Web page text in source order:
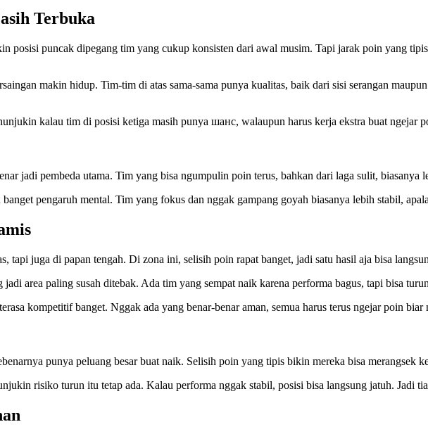
Terbuka
posisi puncak dipegang tim yang cukup konsisten dari awal musim. Tapi jarak poin yang
makin hidup. Tim-tim di atas sama-sama punya kualitas, baik dari sisi serangan
kalau tim di posisi ketiga masih punya шанс, walaupun harus kerja ekstra buat ngejar
jadi pembeda utama. Tim yang bisa ngumpulin poin terus, bahkan dari laga sulit, biasanya
pengaruh mental. Tim yang fokus dan nggak gampang goyah biasanya lebih stabil,
tapi juga di papan tengah. Di zona ini, selisih poin rapat banget, jadi satu hasil aja bisa
area paling susah ditebak. Ada tim yang sempat naik karena performa bagus, tapi bisa
kompetitif banget. Nggak ada yang benar-benar aman, semua harus terus ngejar poin biar
punya peluang besar buat naik. Selisih poin yang tipis bikin mereka bisa merangsek
risiko turun itu tetap ada. Kalau performa nggak stabil, posisi bisa langsung jatuh. Jadi